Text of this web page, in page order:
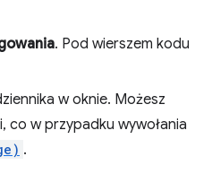
. Pod wierszem kodu
w oknie. Możesz
co w przypadku wywołania
.